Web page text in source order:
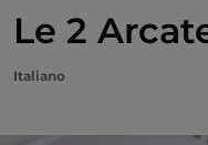
Le 2
Italiano